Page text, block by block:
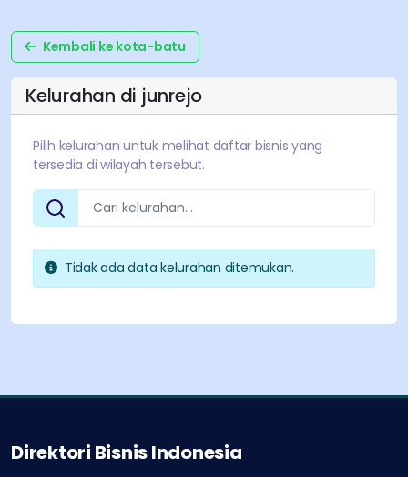
Kembali ke kota-batu
Kelurahan di junrejo
Pilih kelurahan untuk melihat daftar bisnis yang
tersedia di wilayah tersebut.
Tidak ada data kelurahan ditemukan.
Direktori Bisnis Indonesia